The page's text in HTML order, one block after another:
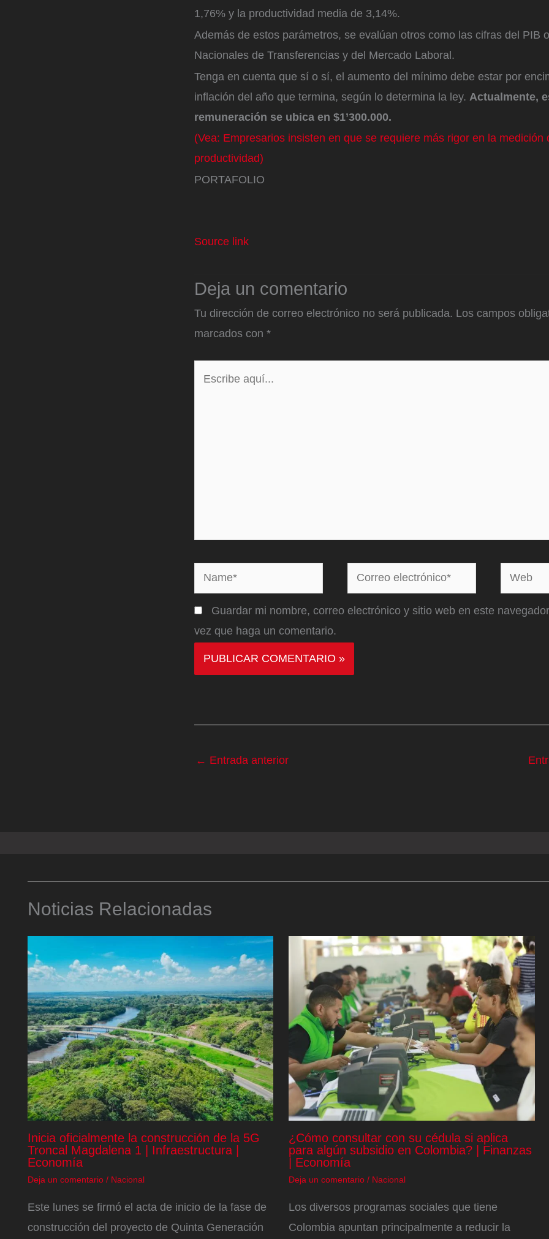
1,76% y la productividad media de 3,14%.
Además de estos parámetros, se evalúan otros como las cifras del PIB
Nacionales de Transferencias y del Mercado Laboral.
Tenga en cuenta que sí o sí, el aumento del mínimo debe estar por
inflación del año que termina, según lo determina la ley. Actualmente,
remuneración se ubica en $1’300.000.
(Vea: Empresarios insisten en que se requiere más rigor en la medición
productividad)
PORTAFOLIO
Source link
Deja un comentario
Tu dirección de correo electrónico no será publicada. Los campos
marcados con *
Name*
Correo
electrónico*
Web
Guardar mi nombre, correo electrónico y sitio web en este
vez que haga un comentario.
← Entrada anterior
Noticias Relacionadas
Inicia oficialmente la construcción de la 5G
Troncal Magdalena 1 | Infraestructura |
Economía
Deja un comentario / Nacional
Este lunes se firmó el acta de inicio de la fase de
construcción del proyecto de Quinta Generación
¿Cómo consultar con su cédula si aplica
para algún subsidio en Colombia? | Finanzas
| Economía
Deja un comentario / Nacional
Los diversos programas sociales que tiene
Colombia apuntan principalmente a reducir la